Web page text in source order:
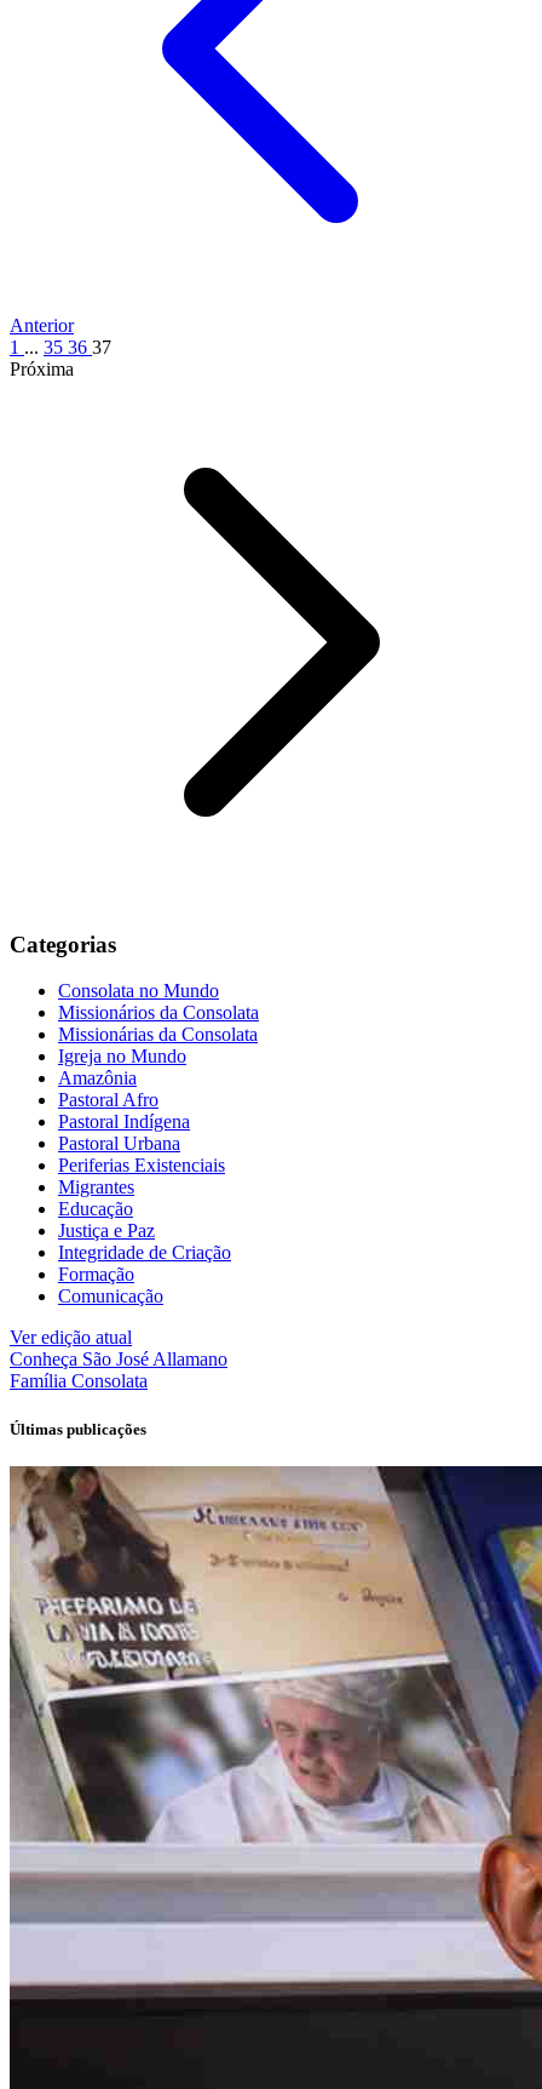
Anterior
1 ... 35 36 37
Próxima
Categorias
Consolata no Mundo
Missionários da Consolata
Missionárias da Consolata
Igreja no Mundo
Amazônia
Pastoral Afro
Pastoral Indígena
Pastoral Urbana
Periferias Existenciais
Migrantes
Educação
Justiça e Paz
Integridade de Criação
Formação
Comunicação
Ver edição atual
Conheça São José Allamano
Família Consolata
Últimas publicações